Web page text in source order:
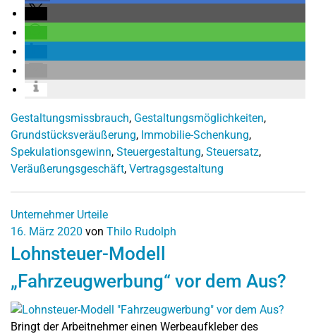
Gestaltungsmissbrauch, Gestaltungsmöglichkeiten,
Grundstücksveräußerung, Immobilie-Schenkung,
Spekulationsgewinn, Steuergestaltung, Steuersatz,
Veräußerungsgeschäft, Vertragsgestaltung
Unternehmer Urteile
16. März 2020 von Thilo Rudolph
Lohnsteuer-Modell
„Fahrzeugwerbung“ vor dem Aus?
Bringt der Arbeitnehmer einen Werbeaufkleber des